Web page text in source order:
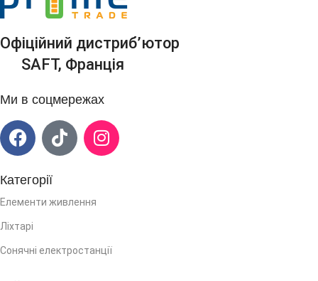
Офіційний дистриб’ютор
SAFT, Франція
Ми в соцмережах
Категорії
Елементи живлення
Ліхтарі
Сонячні електростанції